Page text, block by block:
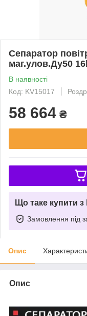
Сепаратор
маг.улов.Ду50
В наявності
Код: KV15017
58 664 ₴
Що таке купити
Замовлення під
Опис
Опис